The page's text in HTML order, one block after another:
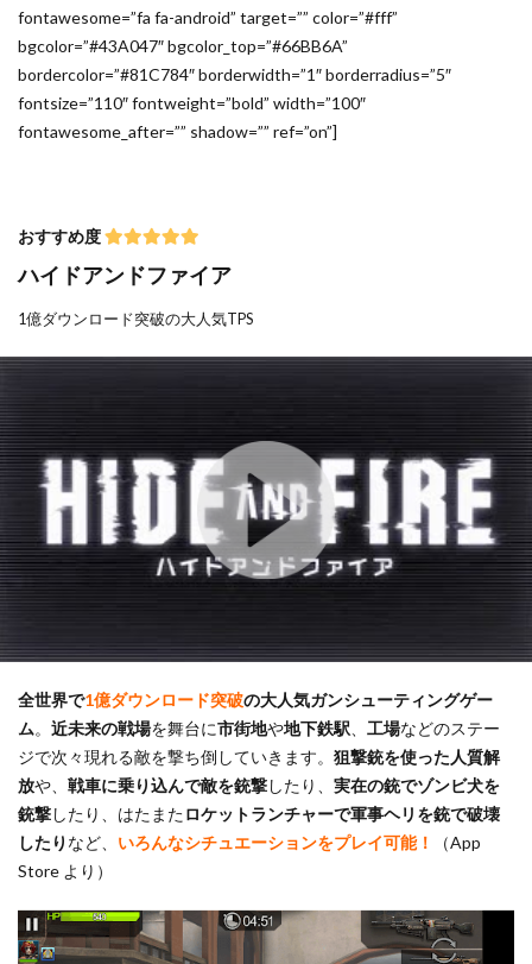
fontawesome=”fa fa-android” target=”” color=”#fff”
bgcolor=”#43A047″ bgcolor_top=”#66BB6A”
bordercolor=”#81C784″ borderwidth=”1″ borderradius=”5″
fontsize=”110″ fontweight=”bold” width=”100″
fontawesome_after=”” shadow=”” ref=”on”]
おすすめ度
ハイドアンドファイア
1億ダウンロード突破の大人気TPS
全世界で1億ダウンロード突破の大人気ガンシューティングゲー
ム。 近未来の戦場を舞台に市街地や地下鉄駅 工場などのステー
ジで次々現れる敵を撃ち倒していきます。 狙撃銃を使った人質解
放や、 戦車に乗り込んで敵を銃撃したり、 実在の銃でゾンビ犬を
銃撃したり、はたまたロケットランチャーで軍事ヘリを銃で破壊
したり など、 いろんなシチュエーションをプレイ可能！
（App
Store より）